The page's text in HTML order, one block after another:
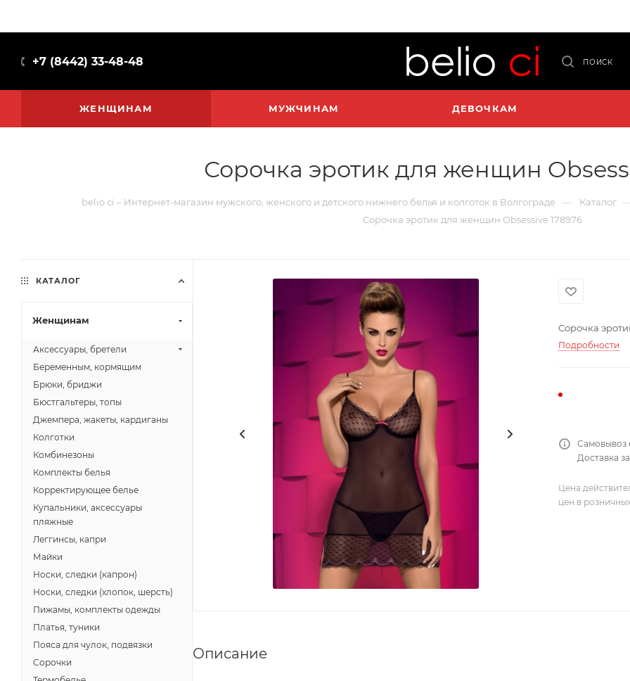
+7 (8442) 33-48-48 ПОИСК
ЖЕНЩИНАМ МУЖЧИНАМ ДЕВОЧКАМ
Сорочка эротик для женщин
belio ci – Интернет-магазин мужского, женского и детского нижнего белья и колготок в Волгограде — Каталог
Сорочка эротик для женщин Obsessive 178976
Сорочка
Подробности
Самовывоз
Доставка
Цена
цен в
Описание
КАТАЛОГ
Женщинам
Аксессуары, бретели
Беременным, кормящим
Брюки, бриджи
Бюстгальтеры, топы
Джемпера, жакеты, кардиганы
Колготки
Комбинезоны
Комплекты белья
Корректирующее белье
Купальники, аксессуары
пляжные
Леггинсы, капри
Майки
Носки, следки (капрон)
Носки, следки (хлопок, шерсть)
Пижамы, комплекты одежды
Платья, туники
Пояса для чулок, подвязки
Сорочки